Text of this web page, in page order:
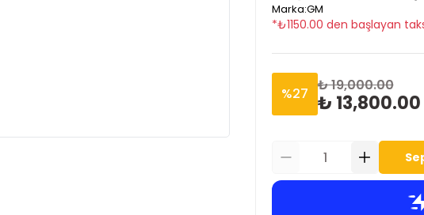
Marka:GM
*₺1150.00 den başlayan
%27 ₺ 19,000.00
₺ 13,800.00